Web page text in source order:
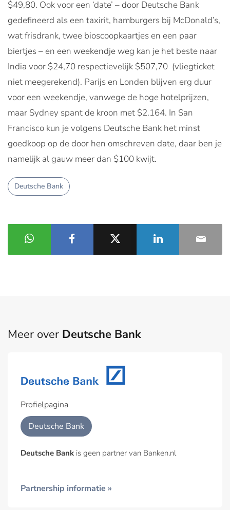
$49,80. Ook voor een ‘date’ – door Deutsche Bank
gedefineerd als een taxirit, hamburgers bij McDonald’s,
wat frisdrank, twee bioscoopkaartjes en een paar
biertjes – en een weekendje weg kan je het beste naar
India voor $24,70 respectievelijk $507,70 (vliegticket
niet meegerekend). Parijs en Londen blijven erg duur
voor een weekendje, vanwege de hoge hotelprijzen,
maar Sydney spant de kroon met $2.164. In San
Francisco kun je volgens Deutsche Bank het minst
goedkoop op de door hen omschreven date, daar ben je
namelijk al gauw meer dan $100 kwijt.
Deutsche Bank
Meer over Deutsche Bank
Profielpagina
Deutsche Bank
Deutsche Bank is geen partner van Banken.nl
Partnership informatie »